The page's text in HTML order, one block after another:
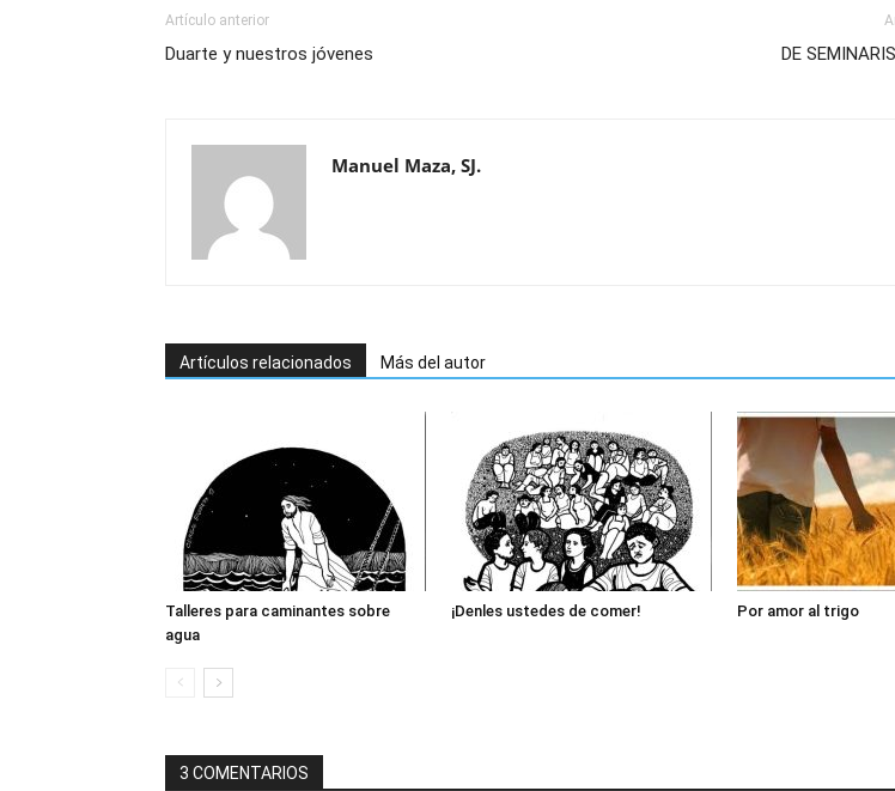
Artículo anterior
Duarte y nuestros jóvenes DE
Manuel Maza, SJ.
Artículos relacionados Más del autor
Talleres para caminantes sobre
agua
¡Denles ustedes de comer! Por amor al trigo
3 COMENTARIOS